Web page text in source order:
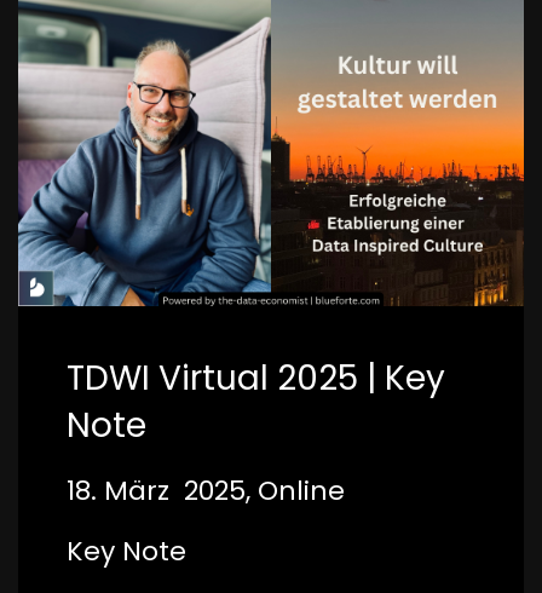
TDWI Virtual 2025 | Key
Note
18. März 2025, Online
Key Note